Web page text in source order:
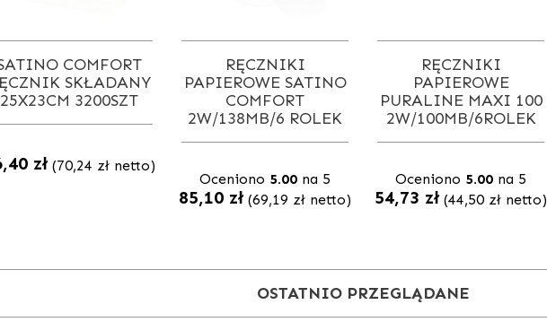
COMFORT
SKŁADANY
25X23CM 3200SZT
zł (70,24 zł netto)
RĘCZNIKI
PAPIEROWE SATINO
COMFORT
2W/138MB/6 ROLEK
Oceniono 5.00 na 5
85,10 zł (69,19 zł netto)
RĘCZNIKI
PAPIEROWE
PURALINE MAXI 100
2W/100MB/6ROLEK
Oceniono 5.00 na 5
54,73 zł (44,50 zł netto)
OSTATNIO PRZEGLĄDANE